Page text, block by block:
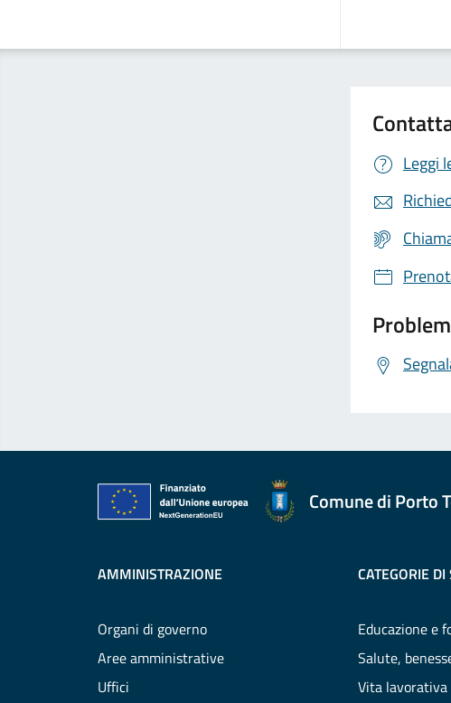
Leggi
Comune di Porto
AMMINISTRAZIONE
Organi di governo
Aree amministrative
Uffici
CATEGORIE
Educazione e
Salute,
Vita lavorativa